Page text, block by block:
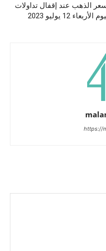
الذهب عند إقفال تداولات
الأربعاء 12 يوليو 2023
https://